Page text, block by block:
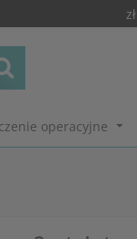
zł
operacyjne